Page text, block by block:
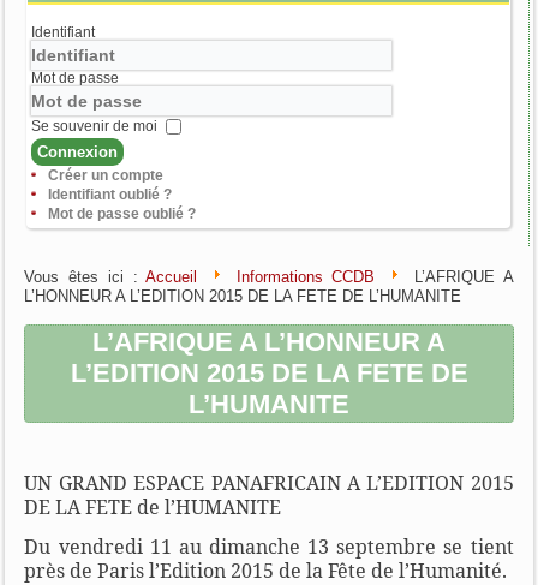
Identifiant
Mot de passe
Se souvenir de moi
Connexion
Créer un compte
Identifiant oublié ?
Mot de passe oublié ?
Vous êtes ici :Accueil Informations CCDB
L’AFRIQUE A
L’HONNEUR A L’EDITION 2015 DE LA FETE DE L’HUMANITE
L’AFRIQUE A L’HONNEUR A
L’EDITION 2015 DE LA FETE DE
L’HUMANITE
UN GRAND ESPACE PANAFRICAIN A L’EDITION 2015
DE LA FETE de l’HUMANITE
Du vendredi 11 au dimanche 13 septembre se tient
près de Paris l’Edition 2015 de la Fête de l’Humanité.